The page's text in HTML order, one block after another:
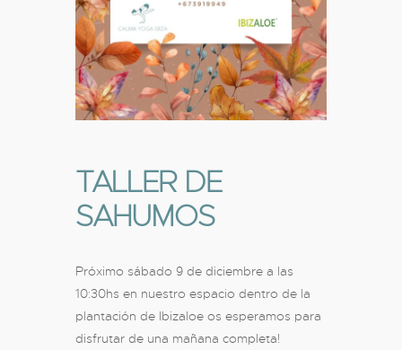
TALLER DE
SAHUMOS
Próximo sábado 9 de diciembre a las
10:30hs en nuestro espacio dentro de la
plantación de Ibizaloe os esperamos para
disfrutar de una mañana completa!